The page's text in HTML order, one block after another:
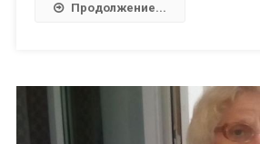
Продолжение...